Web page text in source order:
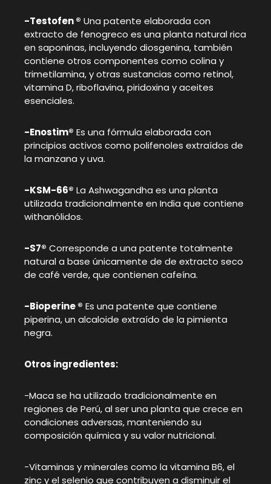
-Testofen ® Una patente elaborada con
extracto de fenogreco es una planta natural rica
en saponinas, incluyendo diosgenina, también
contiene otros componentes como colina y
trimetilamina, y otras sustancias como retinol,
vitamina D, riboflavina, piridoxina y aceites
esenciales.
-Enostim® Es una fórmula elaborada con
principios activos como polifenoles extraídos de
la manzana y uva.
-KSM-66® La Ashwagandha es una planta
utilizada tradicionalmente en India que contiene
withanólidos.
-S7® Corresponde a una patente totalmente
natural a base únicamente de de extracto seco
de café verde, que contienen cafeína.
-Bioperine ® Es una patente que contiene
piperina, un alcaloide extraído de la pimienta
negra.
Otros ingredientes:
-Maca se ha utilizado tradicionalmente en
regiones de Perú, al ser una planta que crece en
condiciones adversas, manteniendo su
composición química y su valor nutricional.
-Vitaminas y minerales como la vitamina B6, el
zinc y el selenio que contribuyen a disminuir el